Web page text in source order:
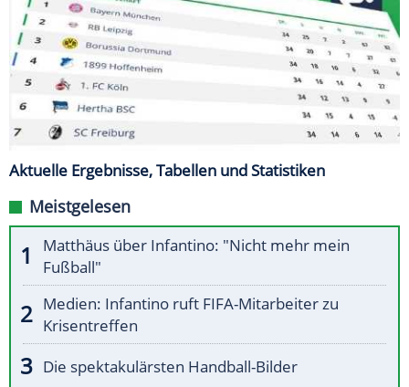
Aktuelle Ergebnisse, Tabellen und Statistiken
Meistgelesen
Matthäus über Infantino: "Nicht mehr mein
Fußball"
Medien: Infantino ruft FIFA-Mitarbeiter zu
Krisentreffen
Die spektakulärsten Handball-Bilder